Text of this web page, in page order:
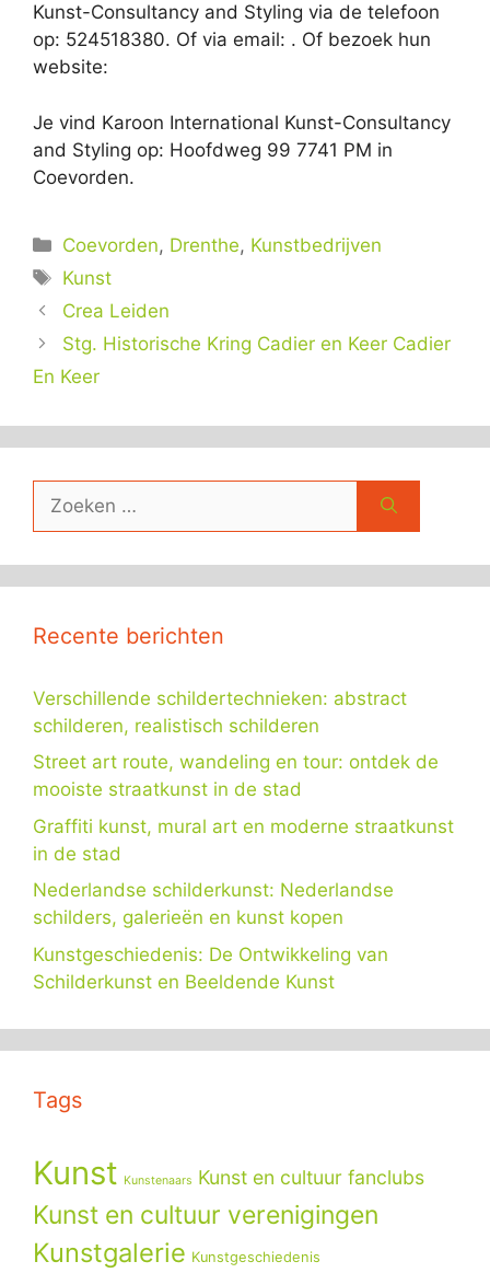
Kunst-Consultancy and Styling via de telefoon
op: 524518380. Of via email: . Of bezoek hun
website:
Je vind Karoon International Kunst-Consultancy
and Styling op: Hoofdweg 99 7741 PM in
Coevorden.
Categorieën
Coevorden, Drenthe, Kunstbedrijven
Tags
Kunst
Crea Leiden
Stg. Historische Kring Cadier en Keer Cadier
En Keer
naar:
Recente berichten
Verschillende schildertechnieken: abstract
schilderen, realistisch schilderen
Street art route, wandeling en tour: ontdek de
mooiste straatkunst in de stad
Graffiti kunst, mural art en moderne straatkunst
in de stad
Nederlandse schilderkunst: Nederlandse
schilders, galerieën en kunst kopen
Kunstgeschiedenis: De Ontwikkeling van
Schilderkunst en Beeldende Kunst
Tags
Kunst Kunstenaars Kunst en cultuur fanclubs
Kunst en cultuur verenigingen
Kunstgalerie Kunstgeschiedenis